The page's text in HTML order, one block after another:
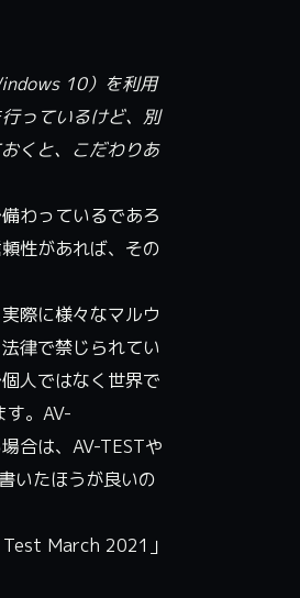
10）を利用
っているけど、別
くと、こだわりあ
わっているであろ
性があれば、その
際に様々なマルウ
律で禁じられてい
人ではなく世界で
す。AV-
合は、AV-TESTや
いたほうが良いの
March 2021 」